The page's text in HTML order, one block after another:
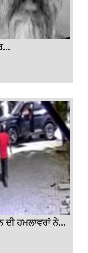
ਹਮਲਾਵਰਾਂ ਨੇ...